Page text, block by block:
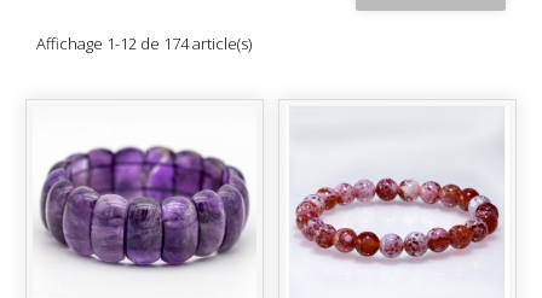
Affichage 1-12 de 174 article(s)